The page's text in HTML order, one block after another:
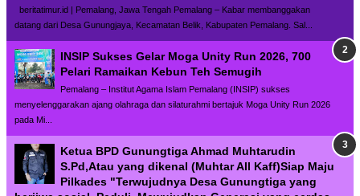
beritatimur.id | Pemalang, Jawa Tengah Pemalang – Kabar membanggakan
datang dari Desa Gunungjaya, Kecamatan Belik, Kabupaten Pemalang. Sal...
INSIP Sukses Gelar Moga Unity Run 2026, 700
Pelari Ramaikan Kebun Teh Semugih
Pemalang – Institut Agama Islam Pemalang (INSIP) sukses
menyelenggarakan ajang olahraga dan silaturahmi bertajuk Moga Unity Run 2026
pada Mi...
Ketua BPD Gunungtiga Ahmad Muhtarudin
S.Pd,Atau yang dikenal (Muhtar All Kaff)Siap Maju
Pilkades "Terwujudnya Desa Gunungtiga yang